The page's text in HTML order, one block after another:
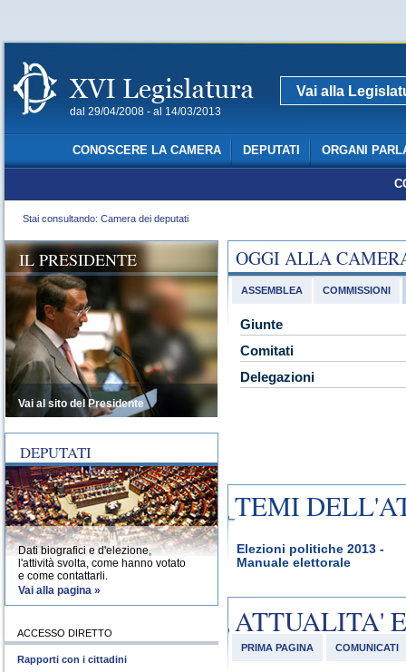
dal 29/04/2008 - al 14/03/2013
Vai alla
CONOSCERE LA CAMERA DEPUTATI ORGANI
Stai consultando: Camera dei deputati
OGGI ALLA
ASSEMBLEA COMMISSIONI
Giunte
Comitati
Delegazioni
TEMI
Elezioni politiche 2013 -
Manuale elettorale
ATTUALITA'
PRIMA PAGINA COMUNICATI
IL PRESIDENTE
Vai al sito del Presidente
DEPUTATI
Dati biografici e d'elezione,
l'attività svolta, come hanno votato
e come contattarli.
Vai alla pagina »
ACCESSO DIRETTO
Rapporti con i cittadini